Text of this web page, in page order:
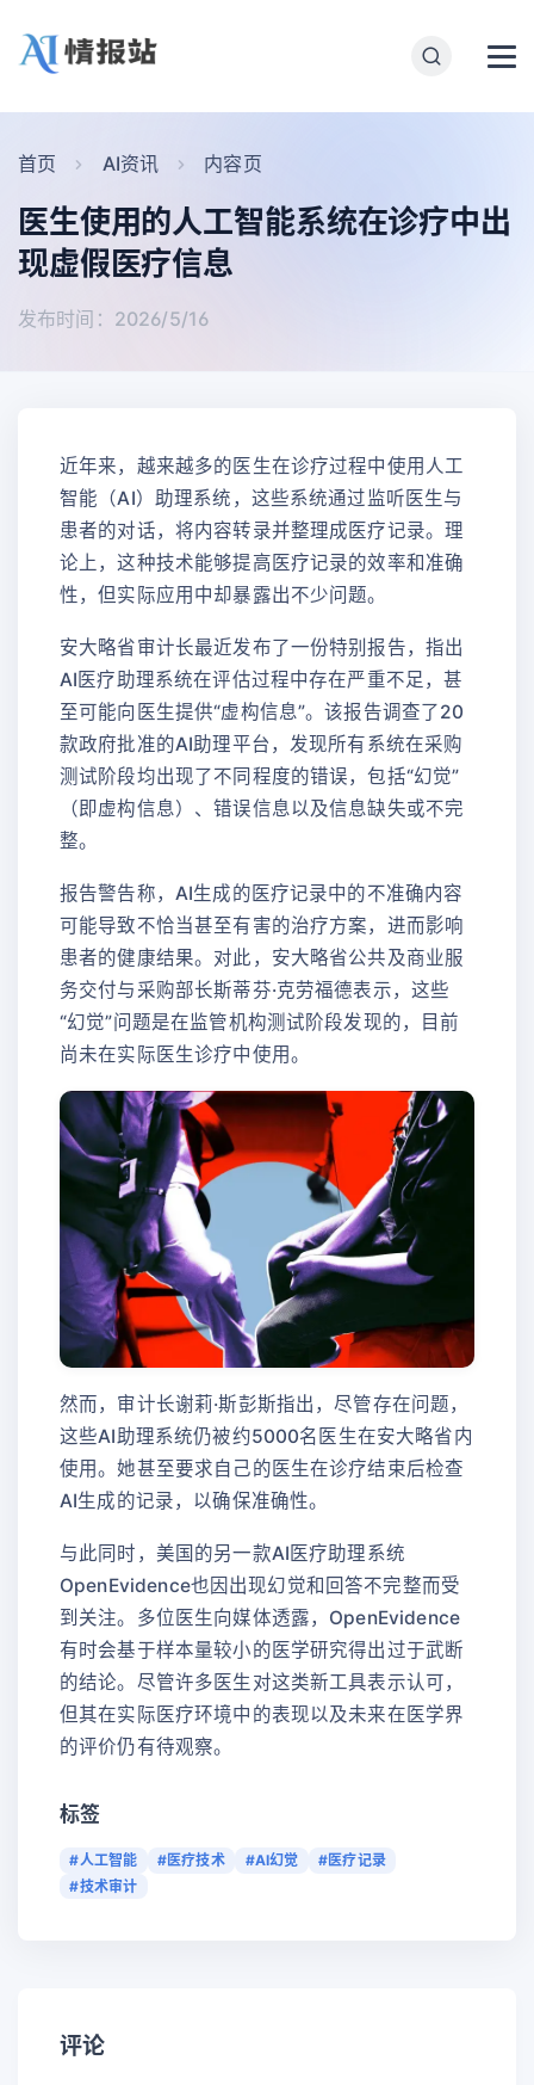
首页 AI资讯 内容页
医生使用的人工智能系统在诊疗中出
现虚假医疗信息
发布时间：2026/5/16
近年来，越来越多的医生在诊疗过程中使用人工
智能（AI）助理系统，这些系统通过监听医生与
患者的对话，将内容转录并整理成医疗记录。理
论上，这种技术能够提高医疗记录的效率和准确
性，但实际应用中却暴露出不少问题。
安大略省审计长最近发布了一份特别报告，指出
AI医疗助理系统在评估过程中存在严重不足，甚
至可能向医生提供“虚构信息”。该报告调查了20
款政府批准的AI助理平台，发现所有系统在采购
测试阶段均出现了不同程度的错误，包括“幻觉”
（即虚构信息）、错误信息以及信息缺失或不完
整。
报告警告称，AI生成的医疗记录中的不准确内容
可能导致不恰当甚至有害的治疗方案，进而影响
患者的健康结果。对此，安大略省公共及商业服
务交付与采购部长斯蒂芬·克劳福德表示，这些
“幻觉”问题是在监管机构测试阶段发现的，目前
尚未在实际医生诊疗中使用。
然而，审计长谢莉·斯彭斯指出，尽管存在问题，
这些AI助理系统仍被约5000名医生在安大略省内
使用。她甚至要求自己的医生在诊疗结束后检查
AI生成的记录，以确保准确性。
与此同时，美国的另一款AI医疗助理系统
OpenEvidence也因出现幻觉和回答不完整而受
到关注。多位医生向媒体透露，OpenEvidence
有时会基于样本量较小的医学研究得出过于武断
的结论。尽管许多医生对这类新工具表示认可，
但其在实际医疗环境中的表现以及未来在医学界
的评价仍有待观察。
标签
#人工智能 #医疗技术 #AI幻觉
#医疗记录
#技术审计
评论